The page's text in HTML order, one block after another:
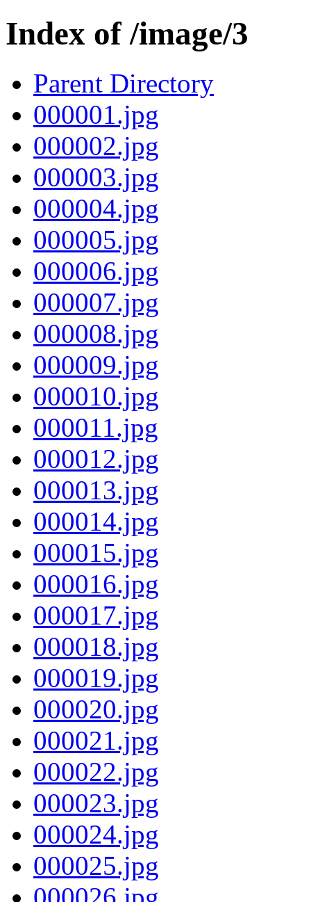
Index of /image/3
Parent Directory
000001.jpg
000002.jpg
000003.jpg
000004.jpg
000005.jpg
000006.jpg
000007.jpg
000008.jpg
000009.jpg
000010.jpg
000011.jpg
000012.jpg
000013.jpg
000014.jpg
000015.jpg
000016.jpg
000017.jpg
000018.jpg
000019.jpg
000020.jpg
000021.jpg
000022.jpg
000023.jpg
000024.jpg
000025.jpg